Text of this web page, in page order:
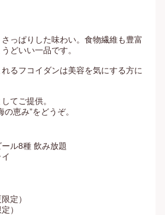
っぱりした味わい。食物繊維も豊富
どいい一品です。
るフコイダンは美容を気にする方に
てご提供。
恵み”をどうぞ。
ル8種 飲み放題
定）
）